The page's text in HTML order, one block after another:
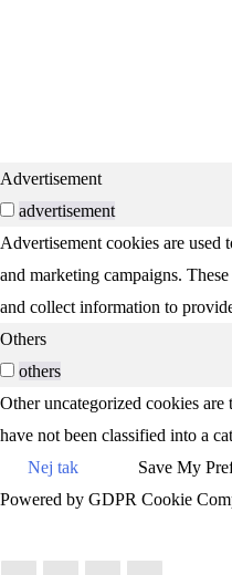
Advertisement
advertisement
Advertisement cookies are
and marketing campaigns.
and collect information to
Others
others
Other uncategorized cookies are
have not been classified into a
Nej tak
Save My
Powered by GDPR Cookie